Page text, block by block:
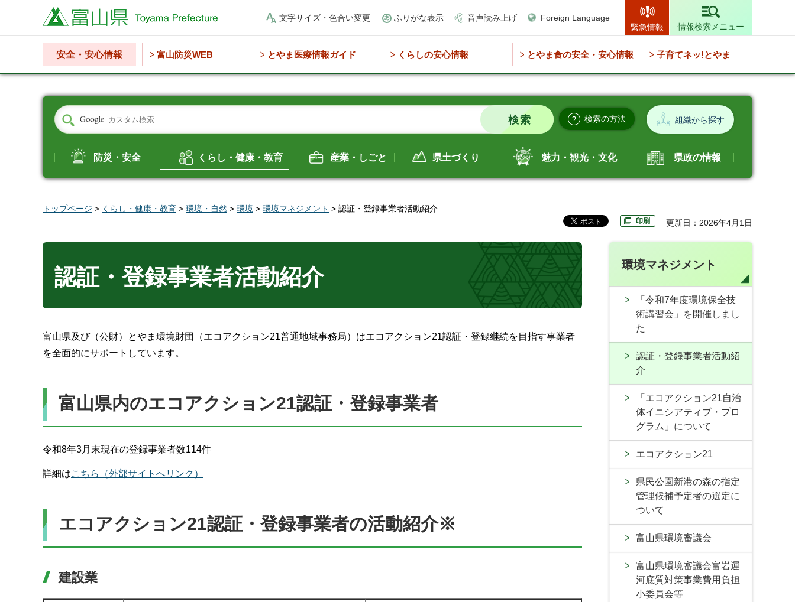
富山県 文字サイズ・色合い変更 ふりがな表示 音声読み上げ
Foreign Language
緊急情報
情報検索メニュー
安全・安心情報 富山防災WEB とやま医療情報ガイド くらしの安心情報 とやま食の安全・安心情報 子育てネッ!とやま
検索の方法 組織から探す
防災・安全 くらし・健康・教育 産業・しごと 県土づくり 魅力・観光・文化 県政の情報
トップページ > くらし・健康・教育 > 環境・自然 > 環境 > 環境マネジメント > 認証・登録事業者活動紹介
印刷 更新日：2026年4月1日
認証・登録事業者活動紹介
富山県及び（公財）とやま環境財団（エコアクション21普通地域事務局）はエコアクション21認証・登録継続を目指す事業者
を全面的にサポートしています。
富山県内のエコアクション21認証・登録事業者
令和8年3月末現在の登録事業者数114件
詳細はこちら（外部サイトへリンク）
エコアクション21認証・登録事業者の活動紹介※
建設業
環境マネジメント
「令和7年度環境保全技
術講習会」を開催しまし
た
認証・登録事業者活動紹
介
「エコアクション21自治
体イニシアティブ・プロ
グラム」について
エコアクション21
県民公園新港の森の指定
管理候補予定者の選定に
ついて
富山県環境審議会
富山県環境審議会富岩運
河底質対策事業費用負担
小委員会等